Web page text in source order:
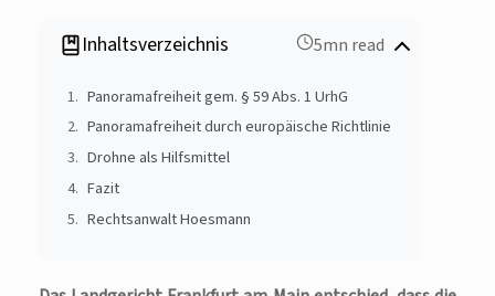
Inhaltsverzeichnis 5mn read
Panoramafreiheit gem. § 59 Abs. 1 UrhG
Panoramafreiheit durch europäische Richtlinie
Drohne als Hilfsmittel
Fazit
Rechtsanwalt Hoesmann